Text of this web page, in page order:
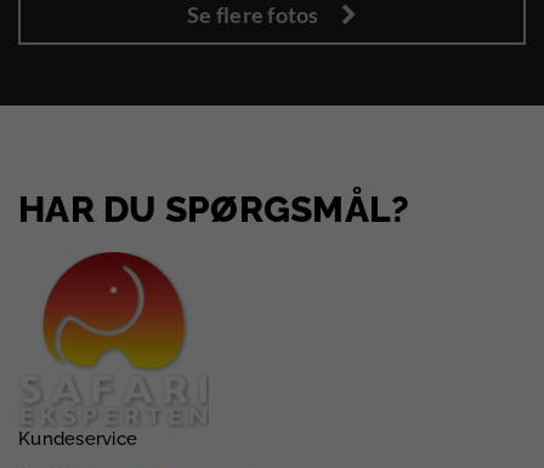
Se flere fotos
HAR DU SPØRGSMÅL?
Kundeservice